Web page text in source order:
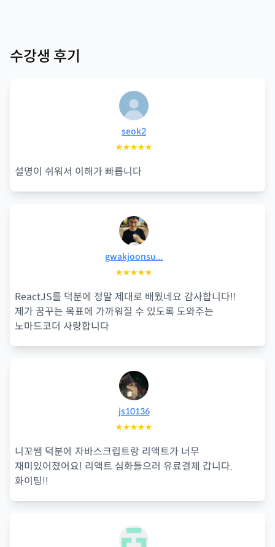
수강생 후기
seok2
★★★★★
설명이 쉬워서 이해가 빠릅니다
gwakjoonsu...
★★★★★
ReactJS를 덕분에 정말 제대로 배웠네요 감사합니다!!
제가 꿈꾸는 목표에 가까워질 수 있도록 도와주는
노마드코더 사랑합니다
js10136
★★★★★
니꼬쌤 덕분에 자바스크립트랑 리액트가 너무
재미있어졌어요! 리액트 심화들으러 유료결제 갑니다.
화이팅!!